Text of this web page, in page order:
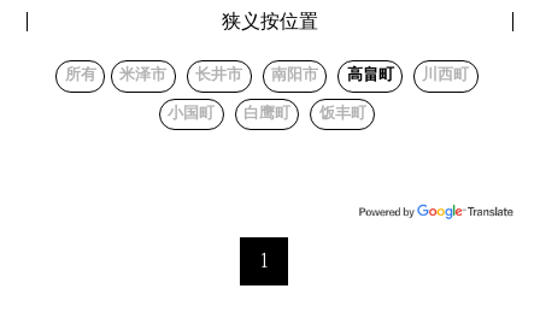
狭义按位置
所有 米泽市 长井市 南阳市 高畠町 川西町
小国町 白鹰町 饭丰町
1